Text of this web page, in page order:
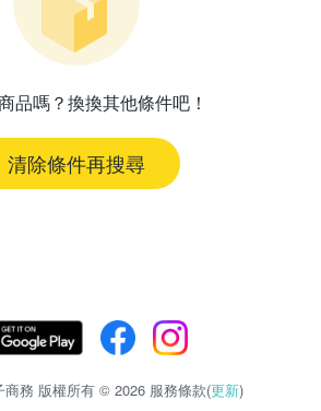
品嗎？換換其他條件吧！
清除條件再搜尋
商務 版權所有 © 2026 服務條款(更新)